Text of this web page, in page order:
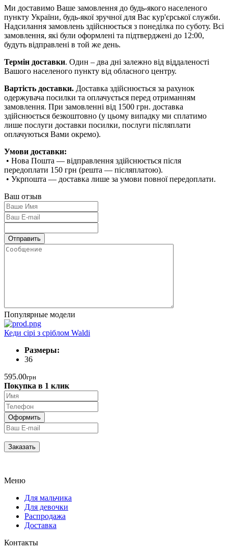
Ми доставимо Ваше замовлення до будь-якого населеного
пункту України, будь-якої зручної для Вас кур'єрської служби.
Надсилання замовлень здійснюється з понеділка по суботу. Всі
замовлення, які були оформлені та підтверджені до 12:00,
будуть відправлені в той же день.
Термін доставки. Один – два дні залежно від віддаленості
Вашого населеного пункту від обласного центру.
Вартість доставки. Доставка здійснюється за рахунок
одержувача посилки та оплачується перед отриманням
замовлення. При замовленні від 1500 грн. доставка
здійснюється безкоштовно (у цьому випадку ми сплатимо
лише послуги доставки посилки, послуги післяплати
оплачуються Вами окремо).
Умови доставки:
• Нова Пошта — відправлення здійснюється після
передоплати 150 грн (решта — післяплатою).
• Укрпошта — доставка лише за умови повної передоплати.
Ваш отзыв
Популярные модели
Кеди сірі з сріблом Waldi
Размеры:
36
595.00грн
Покупка в 1 клик
Меню
Для мальчика
Для девочки
Распродажа
Доставка
Контакты